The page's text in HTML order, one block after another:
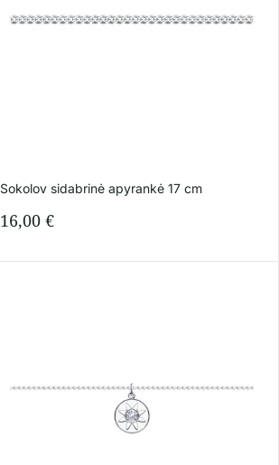
Sokolov sidabrinė apyrankė 17 cm
16,00 €